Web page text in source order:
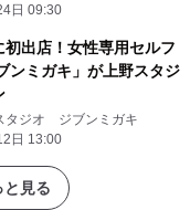
日 09:30
初出店！女性専用セルフ
ンミガキ」が上野スタジ
タジオ ジブンミガキ
日 13:00
見る